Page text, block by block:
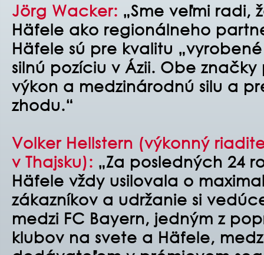
Jörg Wacker: „Sme veľmi radi,
Häfele ako regionálneho
Häfele sú pre kvalitu
silnú pozíciu v Ázii. Obe
výkon a medzinárodnú silu a
zhodu.“
Volker Hellstern (výkonný
v Thajsku): „Za posledných 24
Häfele vždy usilovala o
zákazníkov a udržanie si
medzi FC Bayern, jedným z
klubov na svete a Häfele,